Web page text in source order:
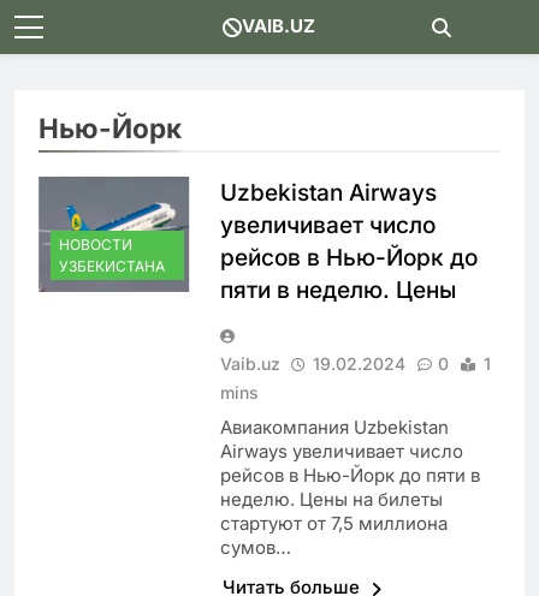
Skip
to
VAIB.UZ
Нью-Йорк
НОВОСТИ
УЗБЕКИСТАНА
Uzbekistan Airways
увеличивает число
рейсов в Нью-Йорк до
пяти в неделю. Цены
Vaib.uz 19.02.2024 0
1
mins
Авиакомпания Uzbekistan
Airways увеличивает число
рейсов в Нью-Йорк до пяти в
неделю. Цены на билеты
стартуют от 7,5 миллиона
сумов…
Читать больше